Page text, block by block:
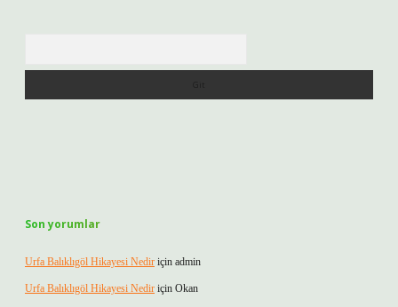
Son yorumlar
Urfa Balıklıgöl Hikayesi Nedir için admin
Urfa Balıklıgöl Hikayesi Nedir için Okan